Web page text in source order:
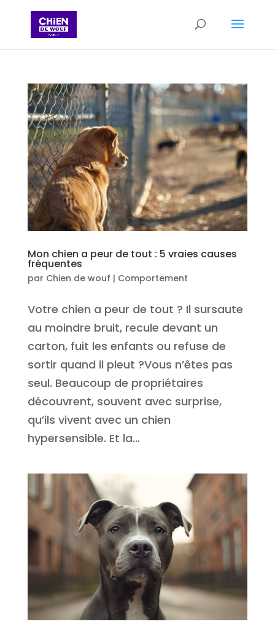
Mon chien a peur de tout : 5 vraies causes
fréquentes
par Chien de wouf | Comportement
Votre chien a peur de tout ? Il sursaute
au moindre bruit, recule devant un
carton, fuit les enfants ou refuse de
sortir quand il pleut ?Vous n’êtes pas
seul. Beaucoup de propriétaires
découvrent, souvent avec surprise,
qu’ils vivent avec un chien
hypersensible. Et la...